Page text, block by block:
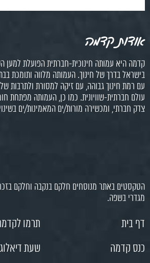
אודות קדמה
קדמה היא עמותה חינוכית-חברתית הפועלת למען
בישראל בדרך של חינוך. העמותה מלווה ותומכת
עם רמת חינוך גבוהה, עם זיקה למסורת ולתרבות
עולם חברתית-שוויונית. כמו כן, העמותה מפתחת
צדק חברתי, ומכשירה מורות/ים המאמינות/ים
הטקסטים באתר מנוסחים חלקם בנקבה וחלקם בזכר,
מגדרי בשפה.
דף בית
תרמו
כנס קדמה
שעת דיאלוג